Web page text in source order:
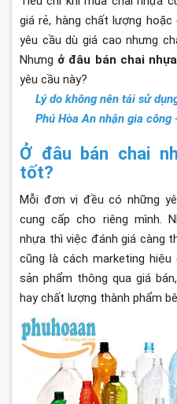
giá rẻ, hàng chất lượng
yêu cầu dù giá cao nhưng
Nhưng ở đâu bán chai nhựa
yêu cầu này?
Lý do không nên tái sử
Phú Hòa An nhận gia
Ở đâu bán chai
tốt?
Mỗi đơn vị đều có những
cung cấp cho riêng mình.
nhựa thì việc đánh giá càng
cũng là cách marketing hiệu
sản phẩm thông qua giá
hay chất lượng thành phẩm